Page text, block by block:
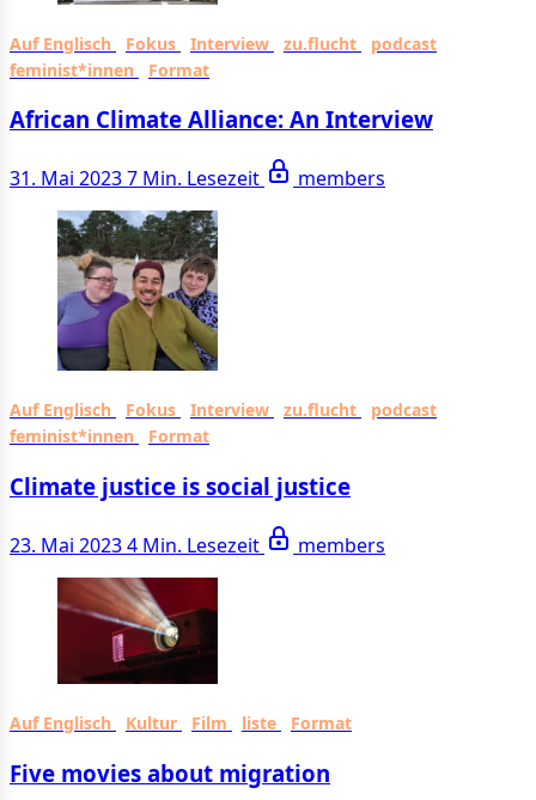
Auf Englisch Fokus Interview zu.flucht
podcast
feminist*innen
Format
African Climate Alliance: An Interview
31. Mai 20237 Min. Lesezeit members
Auf Englisch Fokus Interview zu.flucht
podcast
feminist*innen
Format
Climate justice is social justice
23. Mai 20234 Min. Lesezeit members
Auf Englisch Kultur Film liste Format
Five movies about migration